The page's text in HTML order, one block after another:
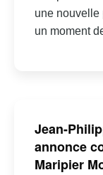
une nouvelle
un moment
Jean-
annonce
Maripier